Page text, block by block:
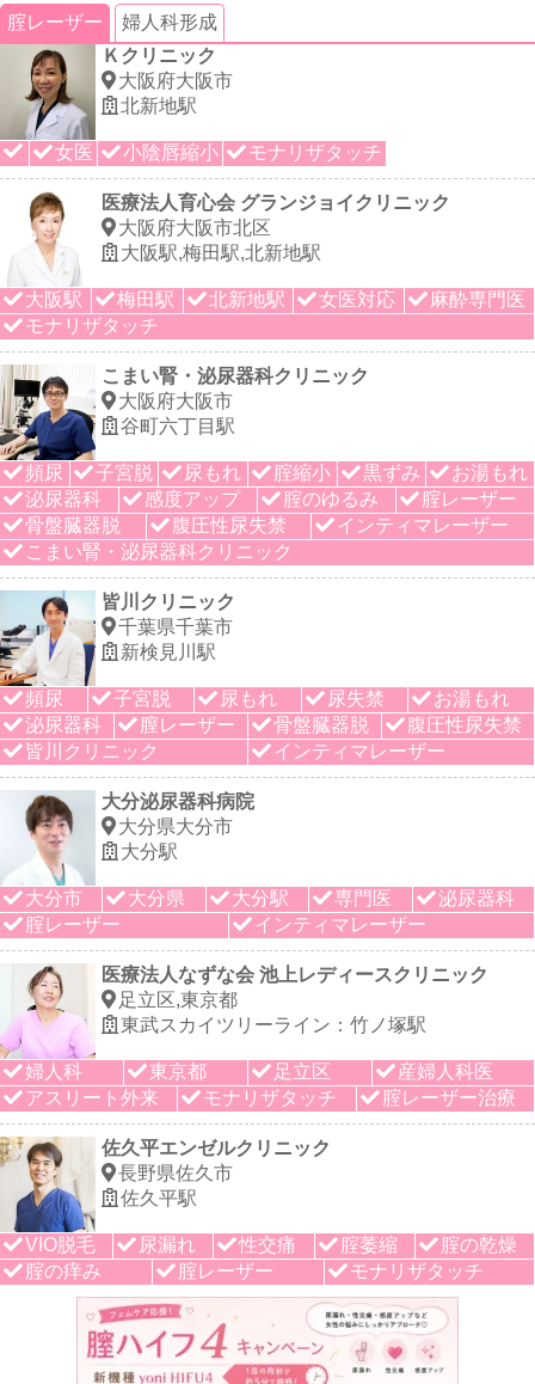
腟レーザー
婦人科形成
Ｋクリニック
大阪府大阪市
北新地駅
女医 小陰唇縮小 モナリザタッチ
医療法人育心会 グランジョイクリニック
大阪府大阪市北区
大阪駅,梅田駅,北新地駅
大阪駅 梅田駅 北新地駅 女医対応
麻酔専門医
モナリザタッチ
こまい腎・泌尿器科クリニック
大阪府大阪市
谷町六丁目駅
頻尿 子宮脱 尿もれ 腟縮小 黒ずみ
お湯もれ
泌尿器科
感度アップ 腟のゆるみ
腟レーザー
骨盤臓器脱
腹圧性尿失禁
インティマレーザー
こまい腎・泌尿器科クリニック
皆川クリニック
千葉県千葉市
新検見川駅
頻尿 子宮脱 尿もれ 尿失禁
お湯もれ
泌尿器科
膣レーザー 骨盤臓器脱
腹圧性尿失禁
皆川クリニック
インティマレーザー
大分泌尿器科病院
大分県大分市
大分駅
大分市 大分県 大分駅 専門医
泌尿器科
腟レーザー
インティマレーザー
医療法人なずな会 池上レディースクリニック
足立区,東京都
東武スカイツリーライン：竹ノ塚駅
婦人科 東京都 足立区
産婦人科医
アスリート外来
モナリザタッチ 腟レーザー治療
佐久平エンゼルクリニック
長野県佐久市
佐久平駅
VIO脱毛 尿漏れ 性交痛 腟萎縮
腟の乾燥
腟の痒み
腟レーザー モナリザタッチ